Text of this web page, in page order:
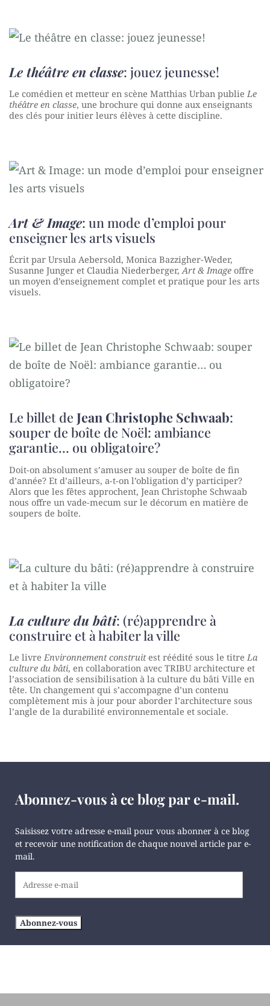
Le théâtre en classe: jouez jeunesse!
Le comédien et metteur en scène Matthias Urban publie Le
théâtre en classe, une brochure qui donne aux enseignants
des clés pour initier leurs élèves à cette discipline.
Art & Image: un mode d’emploi pour
enseigner les arts visuels
Écrit par Ursula Aebersold, Monica Bazzigher-Weder,
Susanne Junger et Claudia Niederberger,Art & Image offre
un moyen d’enseignement complet et pratique pour les arts
visuels.
Le billet de Jean Christophe Schwaab:
souper de boîte de Noël: ambiance
garantie… ou obligatoire?
Doit-on absolument s’amuser au souper de boîte de fin
d’année? Et d’ailleurs, a-t-on l’obligation d’y participer?
Alors que les fêtes approchent, Jean Christophe Schwaab
nous offre un vade-mecum sur le décorum en matière de
soupers de boîte.
La culture du bâti: (ré)apprendre à
construire et à habiter la ville
Le livreEnvironnement construitest réédité sous le titre La
culture du bâti, en collaboration avec TRIBU architecture et
l’association de sensibilisation à la culture du bâti Ville en
tête. Un changement qui s’accompagne d’un contenu
complètement mis à jour pour aborder l’architecture sous
l’angle de la durabilité environnementale et sociale.
Abonnez-vous à ce blog par e-mail.
Saisissez votre adresse e-mail pour vous abonner à ce blog
et recevoir une notification de chaque nouvel article par e-
mail.
Abonnez-vous